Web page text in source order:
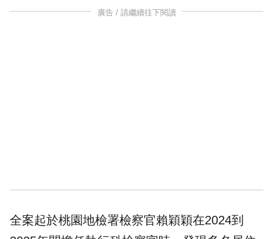
廣告 / 請繼續往下閱讀
全案起於桃園地檢署檢察官賴穎穎在2024到